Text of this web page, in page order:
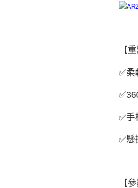
【
✅柔
✅
✅手
✅懸
【